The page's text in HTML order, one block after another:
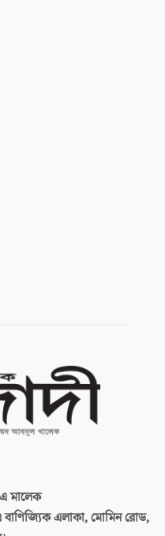
মালেক
বাণিজ্যিক এলাকা, মোমিন রোড,